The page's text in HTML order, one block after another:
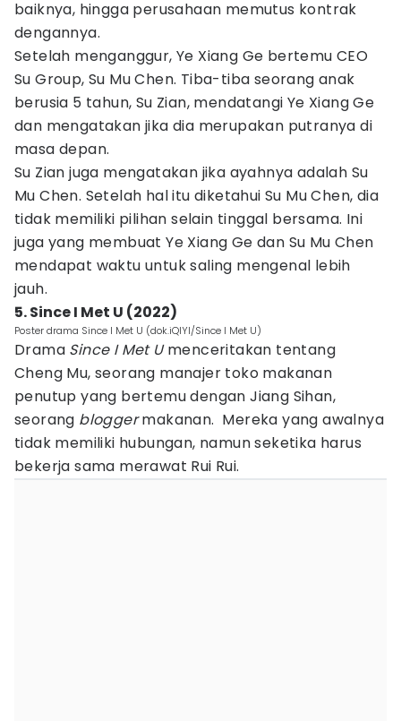
baiknya, hingga perusahaan memutus kontrak
dengannya.
Setelah menganggur, Ye Xiang Ge bertemu CEO
Su Group, Su Mu Chen. Tiba-tiba seorang anak
berusia 5 tahun, Su Zian, mendatangi Ye Xiang Ge
dan mengatakan jika dia merupakan putranya di
masa depan.
Su Zian juga mengatakan jika ayahnya adalah Su
Mu Chen. Setelah hal itu diketahui Su Mu Chen, dia
tidak memiliki pilihan selain tinggal bersama. Ini
juga yang membuat Ye Xiang Ge dan Su Mu Chen
mendapat waktu untuk saling mengenal lebih
jauh.
5. Since I Met U (2022)
Poster drama Since I Met U (dok.iQIYI/Since I Met U)
Drama Since I Met Umenceritakan tentang
Cheng Mu, seorang manajer toko makanan
penutup yang bertemu dengan Jiang Sihan,
seorang bloggermakanan. Mereka yang awalnya
tidak memiliki hubungan, namun seketika harus
bekerja sama merawat Rui Rui.